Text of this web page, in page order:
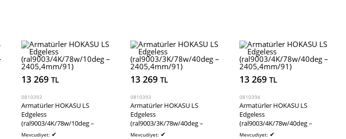
13 269TL
0810392
Armatürler HOKASU LS
Edgeless
(ral9003/4K/78w/10deg –
2405,4mm/91)
Mevcudiyet: ✔
13 269TL
0810393
Armatürler HOKASU LS
Edgeless
(ral9003/3K/78w/40deg –
2405,4mm/91)
Mevcudiyet: ✔
13 269TL
0810394
Armatürler HOKASU LS
Edgeless
(ral9003/4K/78w/40deg –
2405,4mm/91)
Mevcudiyet: ✔